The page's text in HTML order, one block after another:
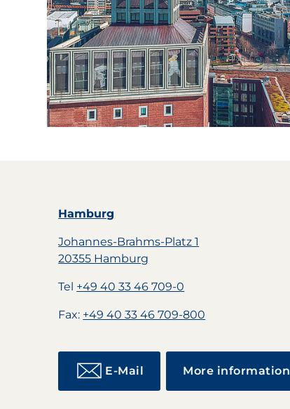
Hamburg
Johannes-Brahms-Platz 1
20355 Hamburg
Tel +49 40 33 46 709-0
Fax: +49 40 33 46 709-800
E-Mail More information